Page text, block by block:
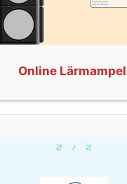
Online Lärmampel